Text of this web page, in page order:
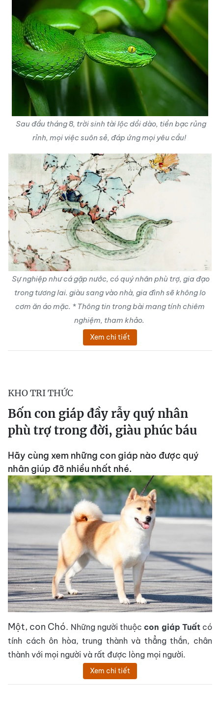
Sau đầu tháng 8, trời sinh tài lộc dồi dào, tiền bạc rủng
rỉnh, mọi việc suôn sẻ, đáp ứng mọi yêu cầu!
Sự nghiệp như cá gặp nước, có quý nhân phù trợ, gia đạo
trong tương lai. giàu sang vào nhà, gia đình sẽ không lo
cơm ăn áo mặc. * Thông tin trong bài mang tính chiêm
nghiệm, tham khảo.
Xem chi tiết
KHO TRI THỨC
Bốn con giáp đầy rẫy quý nhân
phù trợ trong đời, giàu phúc báu
Hãy cùng xem những con giáp nào được quý
nhân giúp đỡ nhiều nhất nhé.
Một, con Chó. Những người thuộccon giáp Tuấtcó
tính cách ôn hòa, trung thành và thẳng thắn, chân
thành với mọi người và rất được lòng mọi người.
Xem chi tiết